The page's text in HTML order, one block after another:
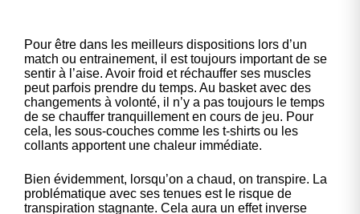
Pour être dans les meilleurs dispositions lors d’un
match ou entrainement, il est toujours important de se
sentir à l’aise. Avoir froid et réchauffer ses muscles
peut parfois prendre du temps. Au basket avec des
changements à volonté, il n’y a pas toujours le temps
de se chauffer tranquillement en cours de jeu. Pour
cela, les sous-couches comme les t-shirts ou les
collants apportent une chaleur immédiate.
Bien évidemment, lorsqu’on a chaud, on transpire. La
problématique avec ses tenues est le risque de
transpiration stagnante. Cela aura un effet inverse